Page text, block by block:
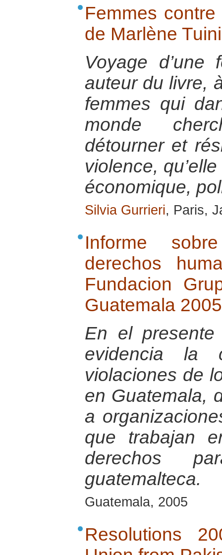
Femmes
de Marlène
Voyage d’une
auteur du livre,
femmes qui
monde
détourner et
violence,
économique,
Silvia Gurrieri, Paris,
Informe
derechos
Fundacion
Guatemala 2005
En el
evidencia la
violaciones de
en Guatemala,
a
que trabajan
derechos
guatemalteca.
Guatemala, 2005
Resolutions